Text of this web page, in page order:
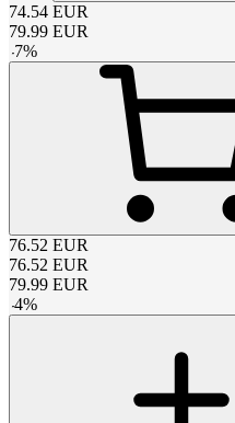
74.54 EUR
79.99 EUR
-7%
76.52 EUR
76.52 EUR
79.99 EUR
-4%